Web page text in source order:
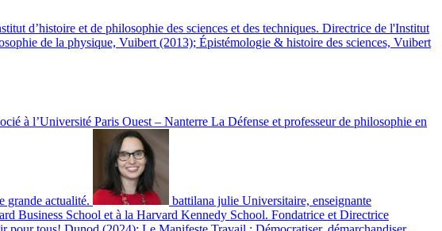
d’histoire et de philosophie des sciences et des techniques. Directrice de l'Institut
de la physique, Vuibert (2013); Épistémologie & histoire des sciences, Vuibert
à l’Université Paris Ouest – Nanterre La Défense et professeur de philosophie en
grande actualité. battilana julie Universitaire, enseignante
Business School et à la Harvard Kennedy School. Fondatrice et Directrice